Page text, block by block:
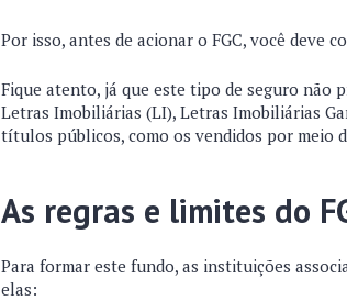
Por isso, antes de acionar o FGC, você deve
Fique atento, já que este tipo de seguro não
Letras Imobiliárias (LI), Letras Imobiliárias
títulos públicos, como os vendidos por meio
As regras e limites do
Para formar este fundo, as instituições
elas: